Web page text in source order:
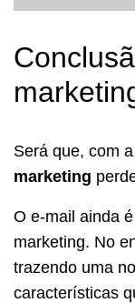
Será que, com
marketing
O e-mail ainda
marketing. No
trazendo uma
características